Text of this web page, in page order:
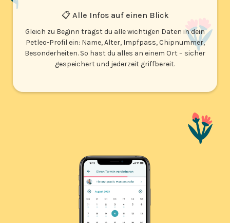
📋 Alle Infos auf einen Blick
Gleich zu Beginn trägst du alle wichtigen Daten in dein
Petleo-Profil ein: Name, Alter, Impfpass, Chipnummer,
Besonderheiten. So hast du alles an einem Ort – sicher
gespeichert und jederzeit griffbereit.